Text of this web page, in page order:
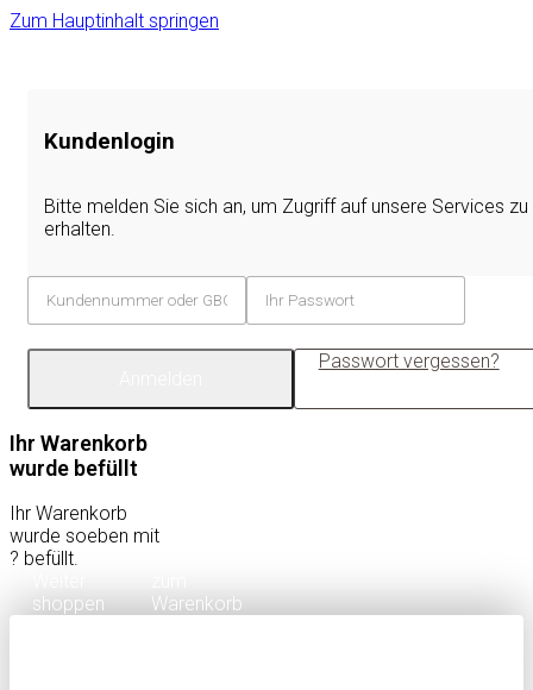
Zum Hauptinhalt springen
Kundenlogin
Bitte melden Sie sich an, um Zugriff auf unsere Services zu
erhalten.
Passwort vergessen?
Ihr Warenkorb
wurde befüllt
Ihr Warenkorb
wurde soeben mit
? befüllt.
shoppen
Warenkorb